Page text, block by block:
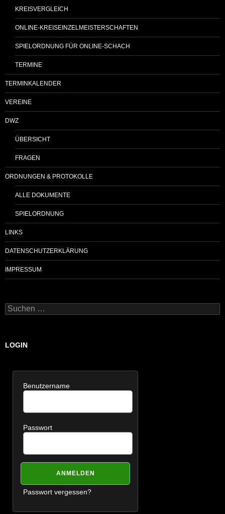
KREISVERGLEICH
ONLINE-KREISEINZELMEISTERSCHAFTEN
SPIELORDNUNG FÜR ONLINE-SCHACH
TERMINE
TERMINKALENDER
VEREINE
DWZ
ÜBERSICHT
FRAGEN
ORDNUNGEN & PROTOKOLLE
ALLE DOKUMENTE
SPIELORDNUNG
LINKS
DATENSCHUTZERKLÄRUNG
IMPRESSUM
Suchen
nach:
LOGIN
Benutzername
Passwort
Passwort vergessen?